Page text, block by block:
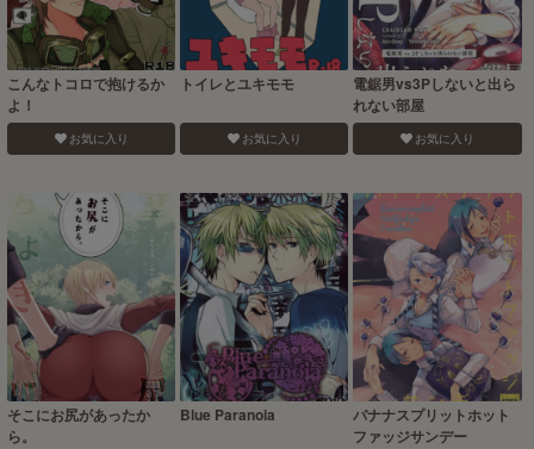
こんなトコロで抱けるか
よ！
お気に入り
トイレとユキモモ
お気に入り
電鋸男vs3Pしないと出ら
れない部屋
お気に入り
そこにお尻があったか
ら。
Blue Paranoia
バナナスプリットホット
ファッジサンデー